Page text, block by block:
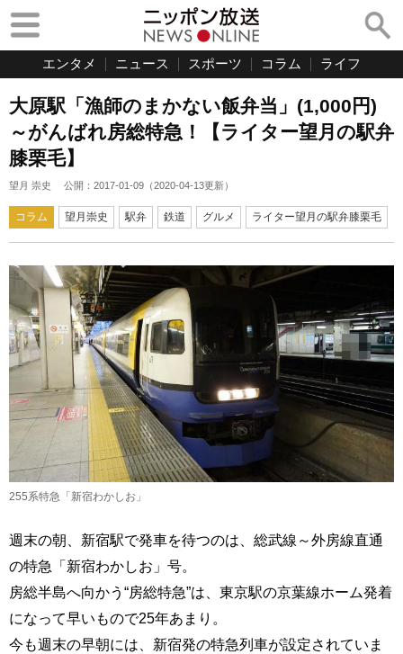
エンタメ ニュース スポーツ コラム ライフ
大原駅「漁師のまかない飯弁当」(1,000円)
～がんばれ房総特急！【ライター望月の駅弁
膝栗毛】
望月 崇史 公開： 2017-01-09 （2020-04-13更新）
コラム 望月崇史 駅弁 鉄道 グルメ ライター望月の駅弁膝栗毛
255系特急「新宿わかしお」
週末の朝、新宿駅で発車を待つのは、総武線～外房線直通
の特急「新宿わかしお」号。
房総半島へ向かう“房総特急”は、東京駅の京葉線ホーム発着
になって早いもので25年あまり。
今も週末の早朝には、新宿発の特急列車が設定されていま